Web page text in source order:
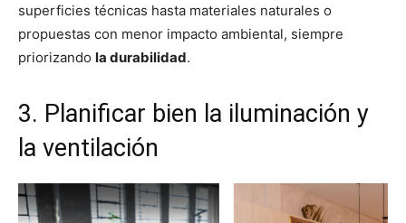
superficies técnicas hasta materiales naturales o
propuestas con menor impacto ambiental, siempre
priorizando la durabilidad.
3. Planificar bien la iluminación y
la ventilación